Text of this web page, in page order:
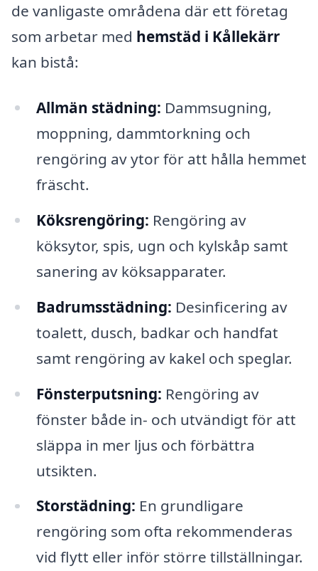
de vanligaste områdena där ett företag
som arbetar med hemstäd i Kållekärr
kan bistå:
Allmän städning: Dammsugning,
moppning, dammtorkning och
rengöring av ytor för att hålla hemmet
fräscht.
Köksrengöring: Rengöring av
köksytor, spis, ugn och kylskåp samt
sanering av köksapparater.
Badrumsstädning: Desinficering av
toalett, dusch, badkar och handfat
samt rengöring av kakel och speglar.
Fönsterputsning: Rengöring av
fönster både in- och utvändigt för att
släppa in mer ljus och förbättra
utsikten.
Storstädning: En grundligare
rengöring som ofta rekommenderas
vid flytt eller inför större tillställningar.